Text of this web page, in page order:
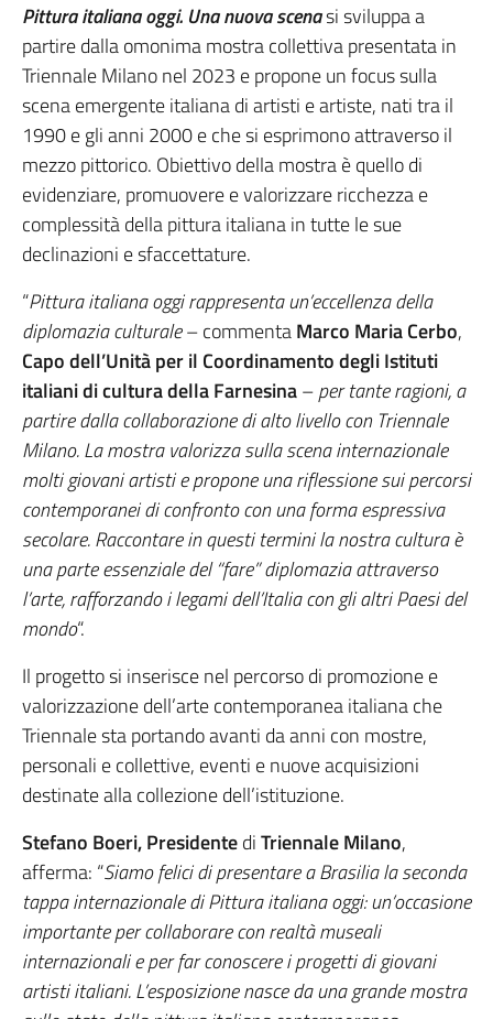
Pittura italiana oggi. Una nuova scenasi sviluppa a
partire dalla omonima mostra collettiva presentata in
Triennale Milano nel 2023 e propone un focus sulla
scena emergente italiana di artisti e artiste, nati tra il
1990 e gli anni 2000 e che si esprimono attraverso il
mezzo pittorico. Obiettivo della mostra è quello di
evidenziare, promuovere e valorizzare ricchezza e
complessità della pittura italiana in tutte le sue
declinazioni e sfaccettature.
“Pittura italiana oggi rappresenta un’eccellenza della
diplomazia culturale– commentaMarco Maria Cerbo,
Capo dell’Unità per il Coordinamento degli Istituti
italiani di cultura della Farnesina–per tante ragioni, a
partire dalla collaborazione di alto livello con Triennale
Milano. La mostra valorizza sulla scena internazionale
molti giovani artisti e propone una riflessione sui percorsi
contemporanei di confronto con una forma espressiva
secolare. Raccontare in questi termini la nostra cultura è
una parte essenziale del “fare” diplomazia attraverso
l’arte, rafforzando i legami dell’Italia con gli altri Paesi del
mondo“.
Il progetto si inserisce nel percorso di promozione e
valorizzazione dell’arte contemporanea italiana che
Triennale sta portando avanti da anni con mostre,
personali e collettive, eventi e nuove acquisizioni
destinate alla collezione dell’istituzione.
Stefano Boeri, PresidentediTriennale Milano,
afferma: “Siamo felici di presentare a Brasilia la seconda
tappa internazionale di Pittura italiana oggi: un’occasione
importante per collaborare con realtà museali
internazionali e per far conoscere i progetti di giovani
artisti italiani. L’esposizione nasce da una grande mostra